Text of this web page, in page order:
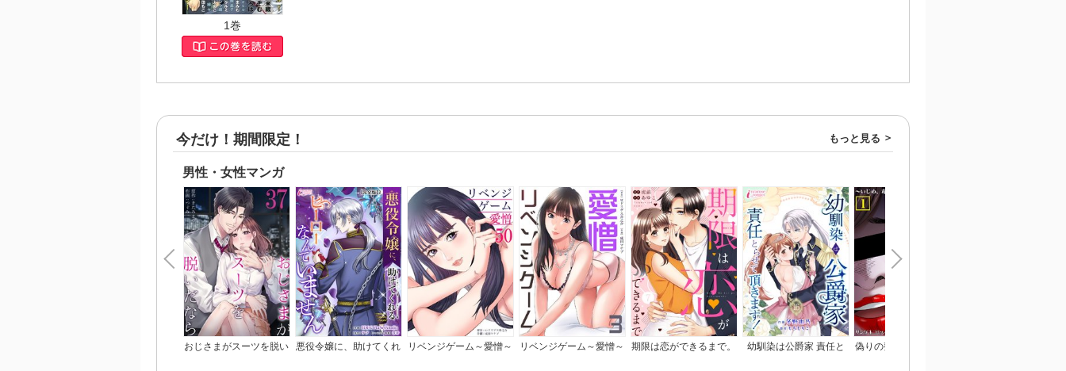
1巻
今だけ！期間限定！ もっと見る
男性・女性マンガ
おじさまがスーツを脱い
悪役令嬢に、助けてくれ
リベンジゲーム～愛憎～
リベンジゲーム～愛憎～
期限は恋ができるまで。
幼馴染は公爵家 責任と
偽りの整形ブス、愛され